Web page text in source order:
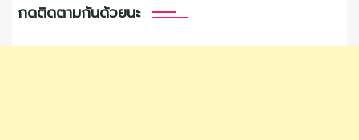
กดติดตามกันด้วยนะ